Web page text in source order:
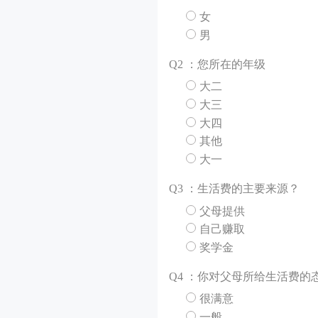
女
男
Q2 ：您所在的年级
大二
大三
大四
其他
大一
Q3 ：生活费的主要来源？
父母提供
自己赚取
奖学金
Q4 ：你对父母所给生活费的
很满意